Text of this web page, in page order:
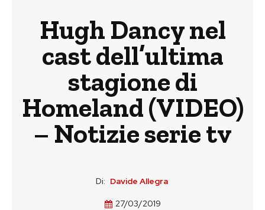
Hugh Dancy nel
cast dell’ultima
stagione di
Homeland (VIDEO)
– Notizie serie tv
Di: Davide Allegra
27/03/2019